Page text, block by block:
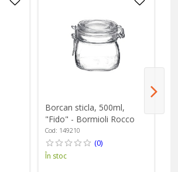
Borcan sticla, 500ml,
"Fido" - Bormioli Rocco
Cod: 149210
(0)
În stoc